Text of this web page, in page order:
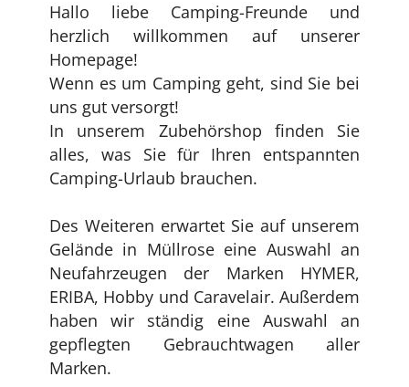
Hallo liebe Camping-Freunde und
herzlich willkommen auf unserer
Homepage!
Wenn es um Camping geht, sind Sie bei
uns gut versorgt!
In unserem Zubehörshop finden Sie
alles, was Sie für Ihren entspannten
Camping-Urlaub brauchen.
Des Weiteren erwartet Sie auf unserem
Gelände in Müllrose eine Auswahl an
Neufahrzeugen der Marken HYMER,
ERIBA, Hobby und Caravelair. Außerdem
haben wir ständig eine Auswahl an
gepflegten Gebrauchtwagen aller
Marken.